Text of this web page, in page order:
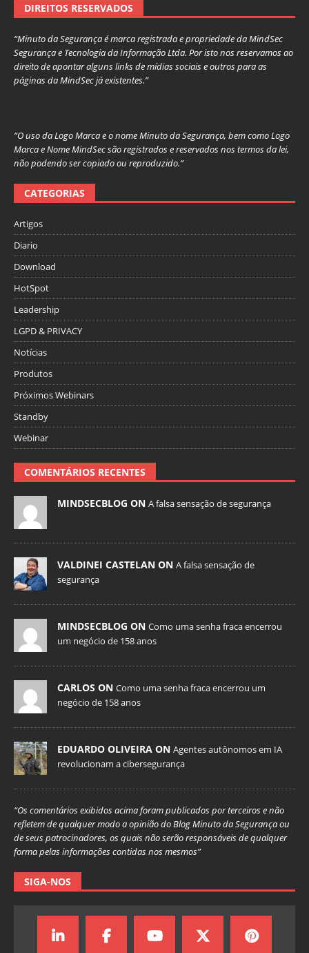
DIREITOS RESERVADOS
“Minuto da Segurança é marca registrada e propriedade da MindSec
Segurança e Tecnologia da Informação Ltda. Por isto nos reservamos ao
direito de apontar alguns links de mídias sociais e outros para as
páginas da MindSec já existentes.”
“O uso da Logo Marca e o nome Minuto da Segurança, bem como Logo
Marca e Nome MindSec são registrados e reservados nos termos da lei,
não podendo ser copiado ou reproduzido.”
CATEGORIAS
Artigos
Diario
Download
HotSpot
Leadership
LGPD & PRIVACY
Notícias
Produtos
Próximos Webinars
Standby
Webinar
COMENTÁRIOS RECENTES
MINDSECBLOG ON A falsa sensação de segurança
VALDINEI CASTELAN ON A falsa sensação de
segurança
MINDSECBLOG ON Como uma senha fraca encerrou
um negócio de 158 anos
CARLOS ON Como uma senha fraca encerrou um
negócio de 158 anos
EDUARDO OLIVEIRA ON Agentes autônomos em IA
revolucionam a cibersegurança
“Os comentários exibidos acima foram publicados por terceiros e não
refletem de qualquer modo a opinião do Blog Minuto da Segurança ou
de seus patrocinadores, os quais não serão responsáveis de qualquer
forma pelas informações contidas nos mesmos”
SIGA-NOS